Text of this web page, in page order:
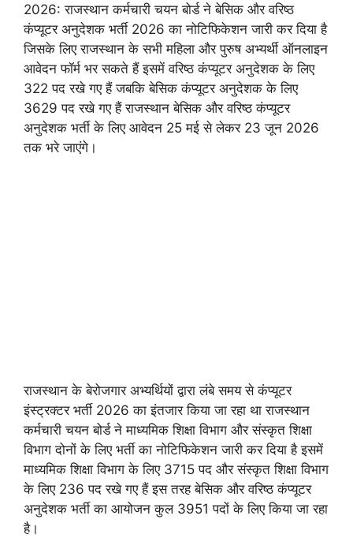
2026: राजस्थान कर्मचारी चयन बोर्ड ने बेसिक और वरिष्ठ
कंप्यूटर अनुदेशक भर्ती 2026 का नोटिफिकेशन जारी कर दिया है
जिसके लिए राजस्थान के सभी महिला और पुरुष अभ्यर्थी ऑनलाइन
आवेदन फॉर्म भर सकते हैं इसमें वरिष्ठ कंप्यूटर अनुदेशक के लिए
322 पद रखे गए हैं जबकि बेसिक कंप्यूटर अनुदेशक के लिए
3629 पद रखे गए हैं राजस्थान बेसिक और वरिष्ठ कंप्यूटर
अनुदेशक भर्ती के लिए आवेदन 25 मई से लेकर 23 जून 2026
तक भरे जाएंगे।
राजस्थान के बेरोजगार अभ्यर्थियों द्वारा लंबे समय से कंप्यूटर
इंस्ट्रक्टर भर्ती 2026 का इंतजार किया जा रहा था राजस्थान
कर्मचारी चयन बोर्ड ने माध्यमिक शिक्षा विभाग और संस्कृत शिक्षा
विभाग दोनों के लिए भर्ती का नोटिफिकेशन जारी कर दिया है इसमें
माध्यमिक शिक्षा विभाग के लिए 3715 पद और संस्कृत शिक्षा विभाग
के लिए 236 पद रखे गए हैं इस तरह बेसिक और वरिष्ठ कंप्यूटर
अनुदेशक भर्ती का आयोजन कुल 3951 पदों के लिए किया जा रहा
है।